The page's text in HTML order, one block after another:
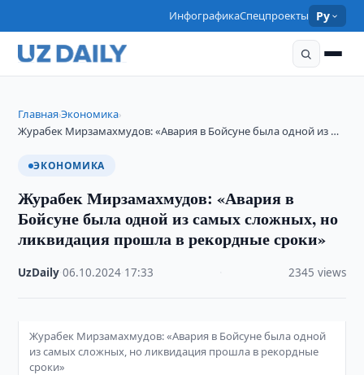
ИнфографикаСпецпроекты Ру
Главная›Экономика›
Журабек Мирзамахмудов: «Авария в Бойсуне была одной из …
ЭКОНОМИКА
Журабек Мирзамахмудов: «Авария в
Бойсуне была одной из самых сложных, но
ликвидация прошла в рекордные сроки»
UzDaily ·06.10.2024 17:33 2345 views
Журабек Мирзамахмудов: «Авария в Бойсуне была одной
из самых сложных, но ликвидация прошла в рекордные
сроки»